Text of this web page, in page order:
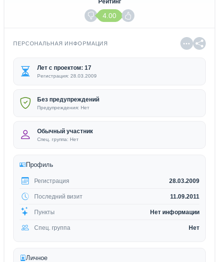
Рейтинг
4.00
ПЕРСОНАЛЬНАЯ ИНФОРМАЦИЯ
Лет с проектом: 17
Регистрация: 28.03.2009
Без предупреждений
Предупреждения: Нет
Обычный участник
Спец. группа: Нет
Профиль
Регистрация 28.03.2009
Последний визит 11.09.2011
Пункты Нет информации
Спец. группа Нет
Личное